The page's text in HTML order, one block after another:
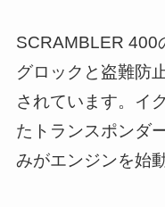
SCRAMBLER 400
グロックと盗難防
されています。イ
たトランスポンダ
みがエンジンを始